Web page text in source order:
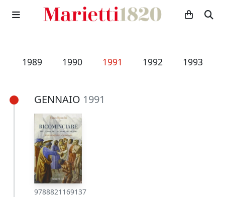
1989 1990 1991 1992 1993
GENNAIO 1991
9788821169137